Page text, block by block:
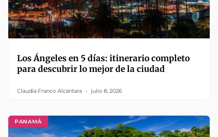
Los Ángeles en 5 días: itinerario completo
para descubrir lo mejor de la ciudad
Claudia Franco Alcántara julio 8, 2026
PANAMÁ